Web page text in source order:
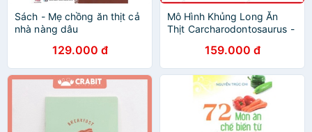
Sách - Mẹ chồng ăn thịt cả
nhà nàng dâu
129.000 đ
Mô Hình Khủng Long Ăn
Thịt Carcharodontosaurus -
159.000 đ